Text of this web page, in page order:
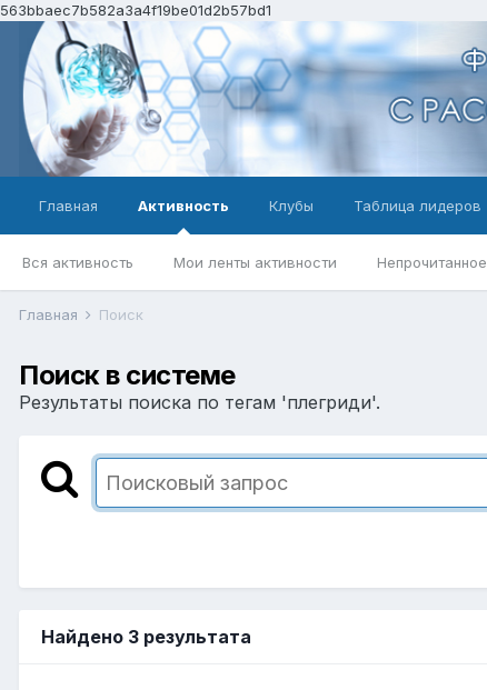
563bbaec7b582a3a4f19be01d2b57bd1
Главная Активность
Вся активность Мои ленты активности Непрочитанное
Клубы Таблица лидеров
Главная Поиск
Поиск в системе
Результаты поиска по тегам 'плегриди'.
Найдено 3 результата